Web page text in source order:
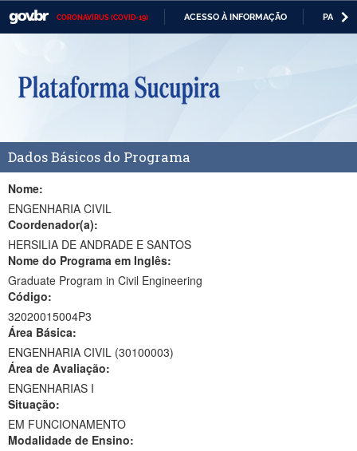
CORONAVÍRUS (COVID-19) ACESSO À INFORMAÇÃO
Casa Civil
Ministério da Defesa
Ministério da Economia
Ministério da Infraestrutura
Ministério da Educação
Ministério da Cidadania
Ministério da Saúde
Ministério da Ciência, Tecnologia, Inovações e Comunicações
Ministério do Meio Ambiente
Ministério do Turismo
Dados Básicos do Programa
Nome:
ENGENHARIA CIVIL
Coordenador(a):
HERSILIA DE ANDRADE E SANTOS
Nome do Programa em Inglês:
Graduate Program in Civil Engineering
Código:
32020015004P3
Área Básica:
ENGENHARIA CIVIL (30100003)
Área de Avaliação:
ENGENHARIAS I
Situação:
EM FUNCIONAMENTO
Modalidade de Ensino: